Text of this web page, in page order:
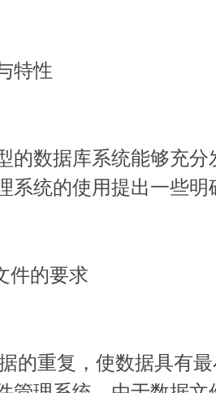
特性
的数据库系统能够充
系统的使用提出一些明
件的要求
的重复，使数据具有